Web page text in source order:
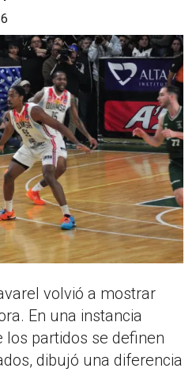
volvió a mostrar
En una instancia
partidos se definen
dibujó una diferencia